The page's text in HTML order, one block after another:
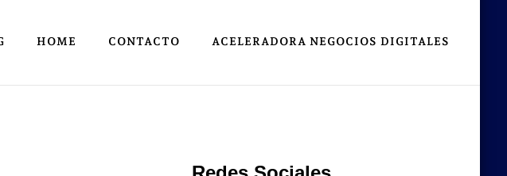
HOME CONTACTO ACELERADORA NEGOCIOS DIGITALES